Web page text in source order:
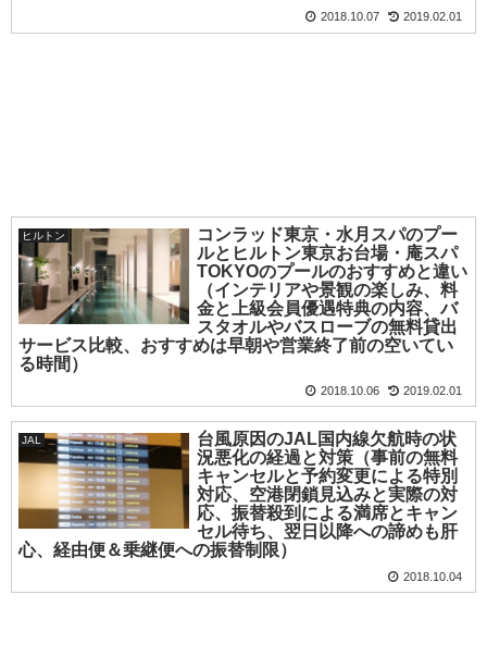
2018.10.07 2019.02.01
ヒルトン
コンラッド東京・水月スパのプー
ルとヒルトン東京お台場・庵スパ
TOKYOのプールのおすすめと違い
（インテリアや景観の楽しみ、料
金と上級会員優遇特典の内容、バ
スタオルやバスローブの無料貸出
サービス比較、おすすめは早朝や営業終了前の空いてい
る時間）
2018.10.06 2019.02.01
JAL
台風原因のJAL国内線欠航時の状
況悪化の経過と対策（事前の無料
キャンセルと予約変更による特別
対応、空港閉鎖見込みと実際の対
応、振替殺到による満席とキャン
セル待ち、翌日以降への諦めも肝
心、経由便＆乗継便への振替制限）
2018.10.04